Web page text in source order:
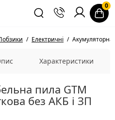
0
Електричні Акумуляторна
Характеристики
пила GTM
без АКБ і ЗП